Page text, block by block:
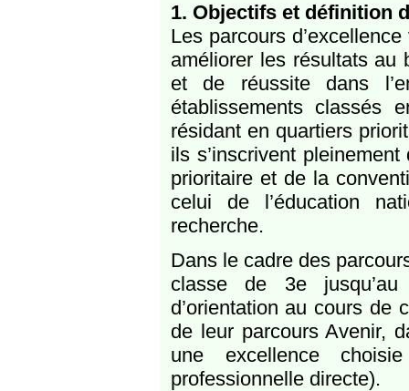
1. Objectifs et définition
Les parcours
améliorer les résultats au
et de réussite dans
établissements classés
résidant en quartiers
ils s’inscrivent
prioritaire et de la
celui de l’éducation
recherche.
Dans le cadre des
classe de 3e
d’orientation au cours de
de leur parcours Avenir,
une excellence
professionnelle directe).